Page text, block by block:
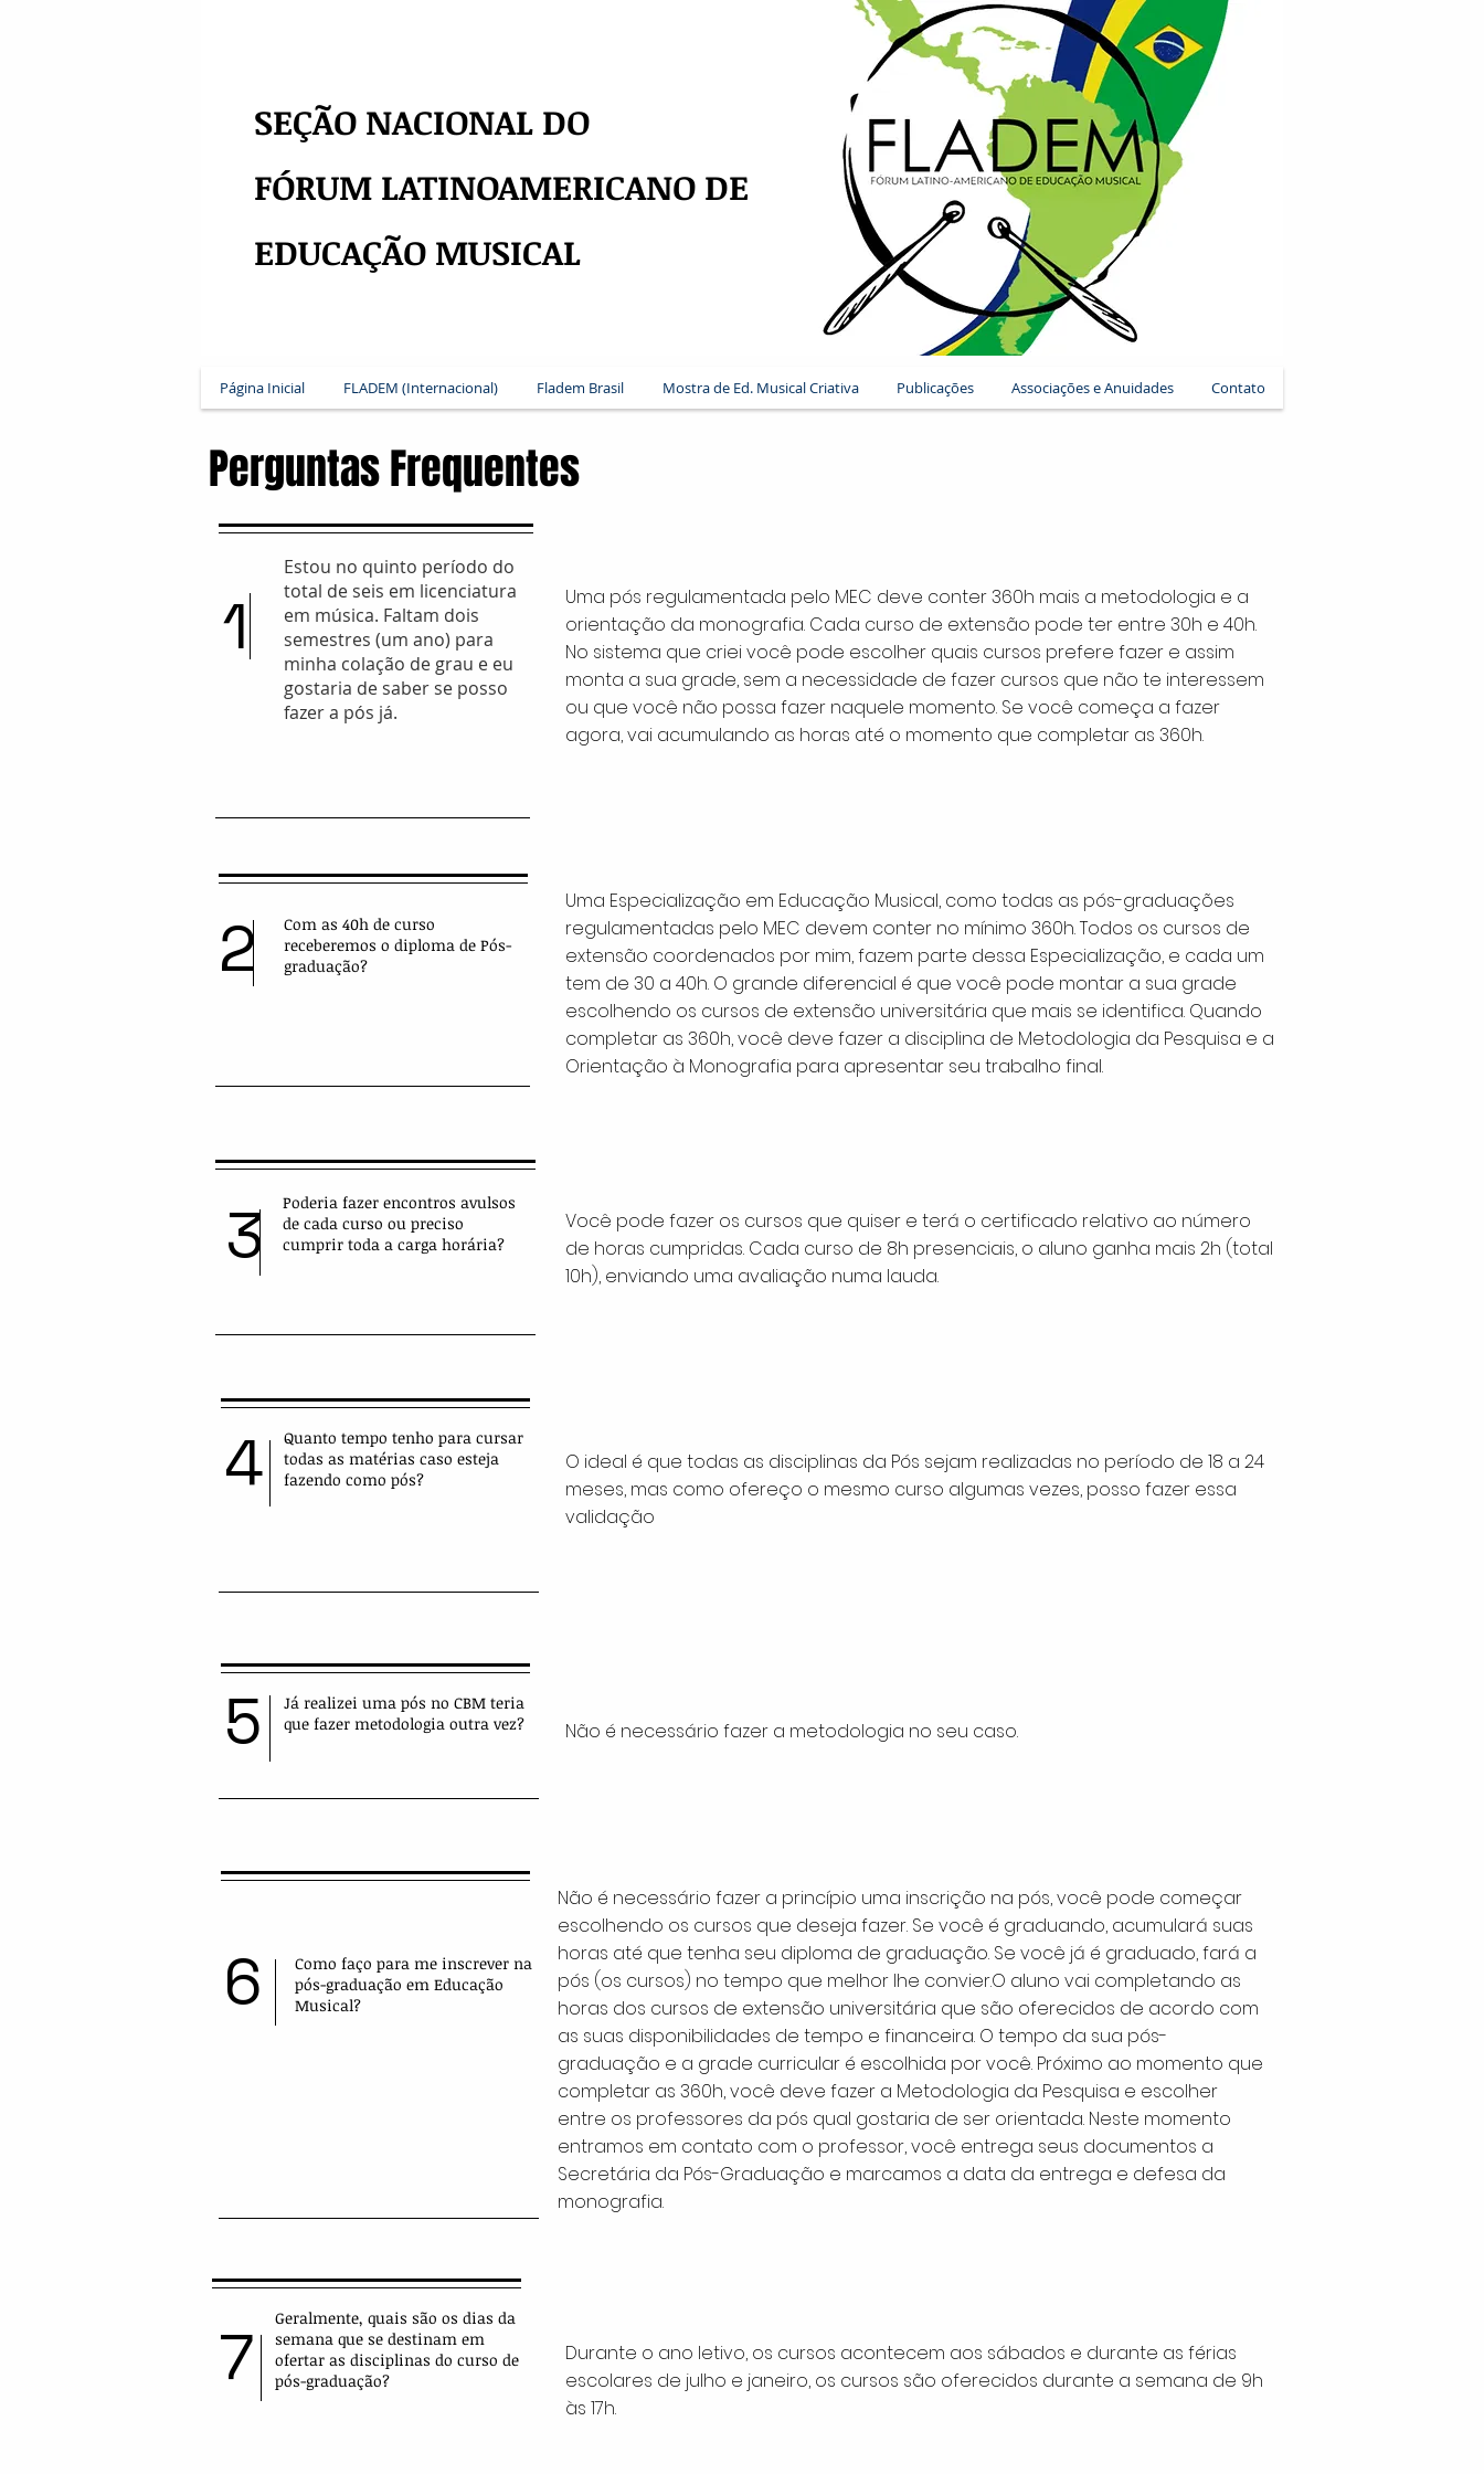
SEÇÃO NACIONAL DO
FÓRUM LATINOAMERICANO DE
EDUCAÇÃO MUSICAL
Página Inicial FLADEM (Internacional) Fladem Brasil Mostra de Ed. Musical Criativa Publicações Associações e Anuidades Contato
Perguntas Frequentes
1
Estou no quinto período do
total de seis em licenciatura
em música. Faltam dois
semestres (um ano) para
minha colação de grau e eu
gostaria de saber se posso
fazer a pós já.
Uma pós regulamentada pelo MEC deve conter 360h mais a metodologia e a
orientação da monografia. Cada curso de extensão pode ter entre 30h e 40h.
No sistema que criei você pode escolher quais cursos prefere fazer e assim
monta a sua grade, sem a necessidade de fazer cursos que não te interessem
ou que você não possa fazer naquele momento. Se você começa a fazer
agora, vai acumulando as horas até o momento que completar as 360h.
2
Com as 40h de curso
receberemos o diploma de Pós-
graduação?
Uma Especialização em Educação Musical, como todas as pós-graduações
regulamentadas pelo MEC devem conter no mínimo 360h. Todos os cursos de
extensão coordenados por mim, fazem parte dessa Especialização, e cada um
tem de 30 a 40h. O grande diferencial é que você pode montar a sua grade
escolhendo os cursos de extensão universitária que mais se identifica. Quando
completar as 360h, você deve fazer a disciplina de Metodologia da Pesquisa e a
Orientação à Monografia para apresentar seu trabalho final.
3
Poderia fazer encontros avulsos
de cada curso ou preciso
cumprir toda a carga horária?
Você pode fazer os cursos que quiser e terá o certificado relativo ao número
de horas cumpridas. Cada curso de 8h presenciais, o aluno ganha mais 2h (total
10h), enviando uma avaliação numa lauda.
4
Quanto tempo tenho para cursar
todas as matérias caso esteja
fazendo como pós?
O ideal é que todas as disciplinas da Pós sejam realizadas no período de 18 a 24
meses, mas como ofereço o mesmo curso algumas vezes, posso fazer essa
validação
5
Já realizei uma pós no CBM teria
que fazer metodologia outra vez?
Não é necessário fazer a metodologia no seu caso.
6
Como faço para me inscrever na
pós-graduação em Educação
Musical?
Não é necessário fazer a princípio uma inscrição na pós, você pode começar
escolhendo os cursos que deseja fazer. Se você é graduando, acumulará suas
horas até que tenha seu diploma de graduação. Se você já é graduado, fará a
pós (os cursos) no tempo que melhor lhe convier.O aluno vai completando as
horas dos cursos de extensão universitária que são oferecidos de acordo com
as suas disponibilidades de tempo e financeira. O tempo da sua pós-
graduação e a grade curricular é escolhida por você. Próximo ao momento que
completar as 360h, você deve fazer a Metodologia da Pesquisa e escolher
entre os professores da pós qual gostaria de ser orientada. Neste momento
entramos em contato com o professor, você entrega seus documentos a
Secretária da Pós-Graduação e marcamos a data da entrega e defesa da
monografia.
7
Geralmente, quais são os dias da
semana que se destinam em
ofertar as disciplinas do curso de
pós-graduação?
Durante o ano letivo, os cursos acontecem aos sábados e durante as férias
escolares de julho e janeiro, os cursos são oferecidos durante a semana de 9h
às 17h.